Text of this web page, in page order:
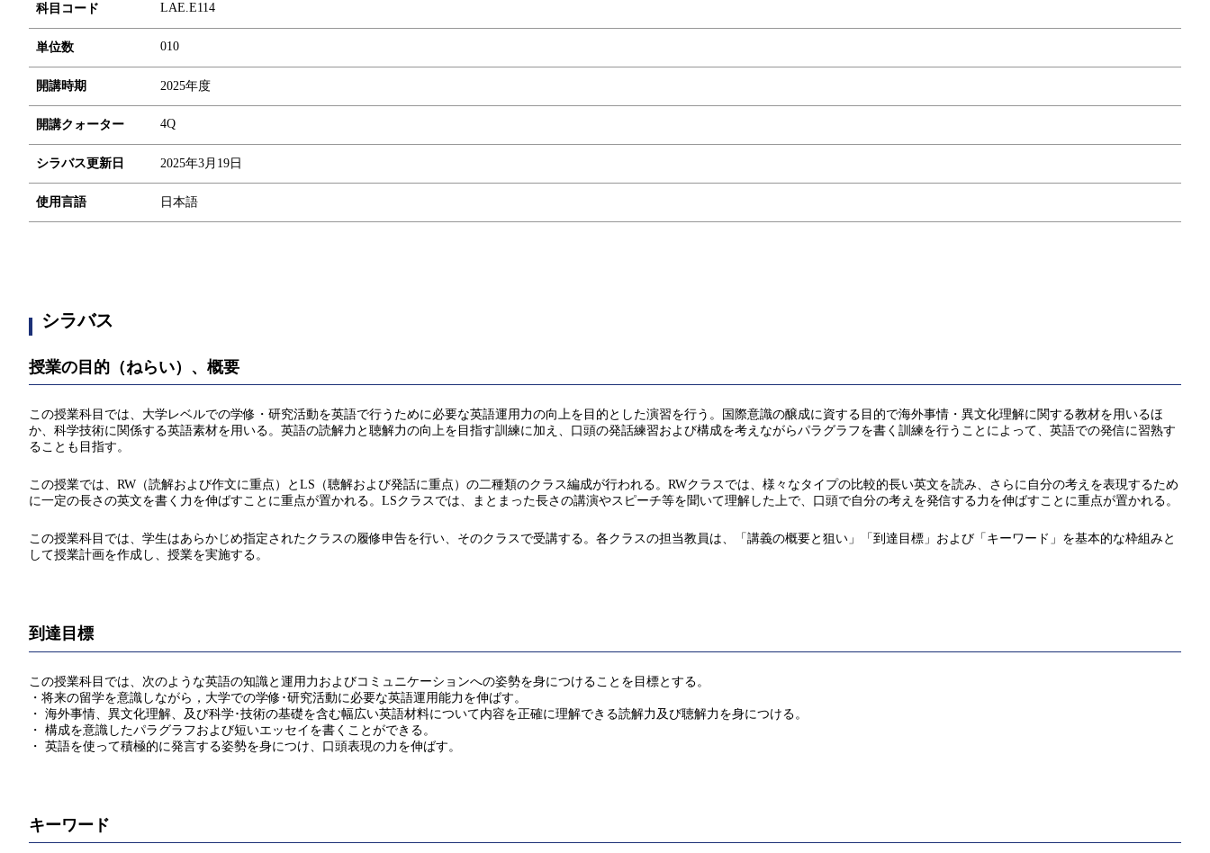
科目コード LAE.E114
単位数 010
開講時期 2025年度
開講クォーター 4Q
シラバス更新日 2025年3月19日
使用言語 日本語
シラバス
授業の目的（ねらい）、概要
この授業科目では、大学レベルでの学修・研究活動を英語で行うために必要な英語運用力の向上を目的とした演習を行う。国際意識の醸成に資する目的で海外事情・異文化理解に関する教材を用いるほ
か、科学技術に関係する英語素材を用いる。英語の読解力と聴解力の向上を目指す訓練に加え、口頭の発話練習および構成を考えながらパラグラフを書く訓練を行うことによって、英語での発信に習熟す
ることも目指す。
この授業では、RW（読解および作文に重点）とLS（聴解および発話に重点）の二種類のクラス編成が行われる。RWクラスでは、様々なタイプの比較的長い英文を読み、さらに自分の考えを表現するため
に一定の長さの英文を書く力を伸ばすことに重点が置かれる。LSクラスでは、まとまった長さの講演やスピーチ等を聞いて理解した上で、口頭で自分の考えを発信する力を伸ばすことに重点が置かれる。
この授業科目では、学生はあらかじめ指定されたクラスの履修申告を行い、そのクラスで受講する。各クラスの担当教員は、「講義の概要と狙い」「到達目標」および「キーワード」を基本的な枠組みと
して授業計画を作成し、授業を実施する。
到達目標
この授業科目では、次のような英語の知識と運用力およびコミュニケーションへの姿勢を身につけることを目標とする。
・将来の留学を意識しながら，大学での学修･研究活動に必要な英語運用能力を伸ばす。
・ 海外事情、異文化理解、及び科学･技術の基礎を含む幅広い英語材料について内容を正確に理解できる読解力及び聴解力を身につける。
・ 構成を意識したパラグラフおよび短いエッセイを書くことができる。
・ 英語を使って積極的に発言する姿勢を身につけ、口頭表現の力を伸ばす。
キーワード